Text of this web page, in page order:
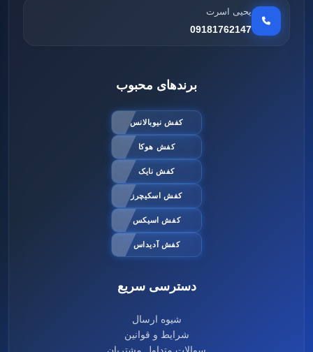
یحیی اسرت
09181762147
برندهای محبوب
کفش نیوبالانس
کفش هوکا
کفش نایک
کفش اسکیچرز
کفش اسیکس
کفش آدیداس
دسترسی سریع
شیوه ارسال
شرایط و قوانین